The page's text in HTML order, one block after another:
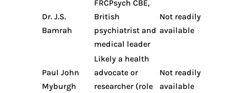
Dr. J.S.
Bamrah
FRCPsych CBE,
British
psychiatrist and
medical leader
Not readily
available
Paul John
Myburgh
Likely a health
advocate or
researcher (role
Not readily
available